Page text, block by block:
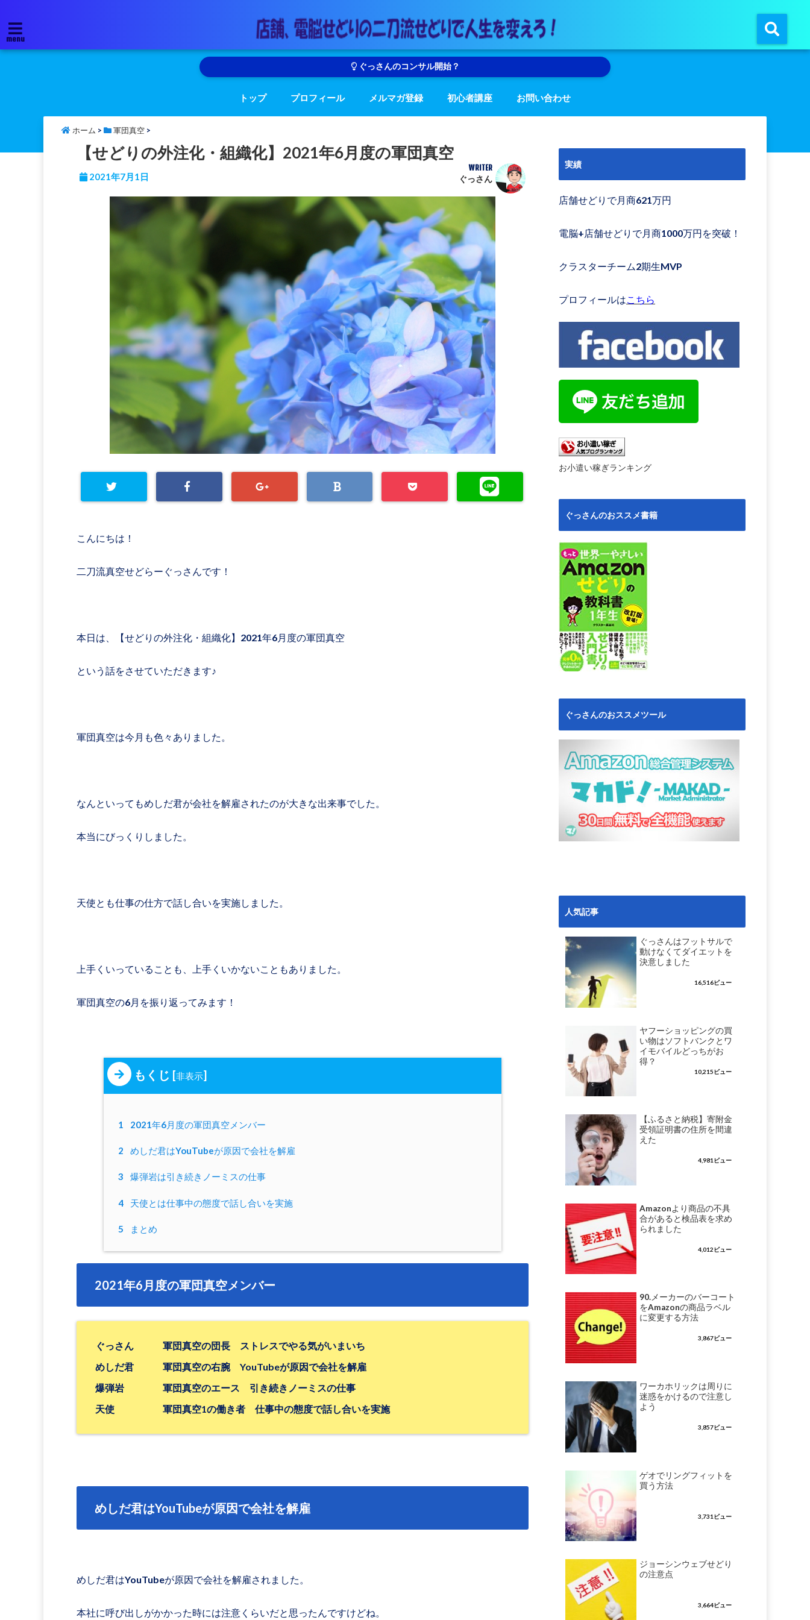
menu
ぐっさんのコンサル開始？
トップ プロフィール メルマガ登録 初心者講座 お問い合わせ
ホーム > 軍団真空 >
【せどりの外注化・組織化】2021年6月度の軍団真空
2021年7月1日
WRITER
ぐっさん
こんにちは！
二刀流真空せどらーぐっさんです！
本日は、【せどりの外注化・組織化】2021年6月度の軍団真空
という話をさせていただきます♪
軍団真空は今月も色々ありました。
なんといってもめしだ君が会社を解雇されたのが大きな出来事でした。
本当にびっくりしました。
天使とも仕事の仕方で話し合いを実施しました。
上手くいっていることも、上手くいかないこともありました。
軍団真空の6月を振り返ってみます！
もくじ [非表示]
1 2021年6月度の軍団真空メンバー
2 めしだ君はYouTubeが原因で会社を解雇
3 爆弾岩は引き続きノーミスの仕事
4 天使とは仕事中の態度で話し合いを実施
5 まとめ
2021年6月度の軍団真空メンバー
ぐっさん 軍団真空の団長 ストレスでやる気がいまいち
めしだ君 軍団真空の右腕 YouTubeが原因で会社を解雇
爆弾岩 軍団真空のエース 引き続きノーミスの仕事
天使 軍団真空1の働き者 仕事中の態度で話し合いを実施
めしだ君はYouTubeが原因で会社を解雇
めしだ君はYouTubeが原因で会社を解雇されました。
本社に呼び出しがかかった時には注意くらいだと思ったんですけどね。
実績
店舗せどりで月商621万円
電脳+店舗せどりで月商1000万円を突破！
クラスターチーム2期生MVP
プロフィールはこちら
お小遣い稼ぎランキング
ぐっさんのおススメ書籍
ぐっさんのおススメツール
人気記事
ぐっさんはフットサルで
動けなくてダイエットを
決意しました
16,516ビュー
ヤフーショッピングの買
い物はソフトバンクとワ
イモバイルどっちがお
得？
10,215ビュー
【ふるさと納税】寄附金
受領証明書の住所を間違
えた
4,981ビュー
Amazonより商品の不具
合があると検品表を求め
られました
4,012ビュー
90.メーカーのバーコート
をAmazonの商品ラベル
に変更する方法
3,867ビュー
ワーカホリックは周りに
迷惑をかけるので注意し
よう
3,857ビュー
ゲオでリングフィットを
買う方法
3,731ビュー
ジョーシンウェブせどり
の注意点
3,664ビュー